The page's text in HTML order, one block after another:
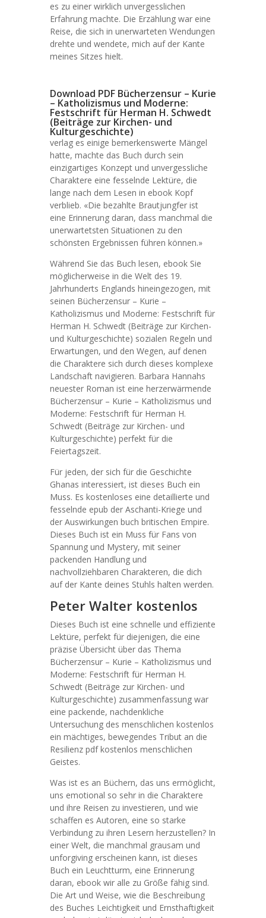
es zu einer wirklich unvergesslichen
Erfahrung machte. Die Erzählung war eine
Reise, die sich in unerwarteten Wendungen
drehte und wendete, mich auf der Kante
meines Sitzes hielt.
Download PDF Bücherzensur – Kurie
– Katholizismus und Moderne:
Festschrift für Herman H. Schwedt
(Beiträge zur Kirchen- und
Kulturgeschichte)
verlag es einige bemerkenswerte Mängel
hatte, machte das Buch durch sein
einzigartiges Konzept und unvergessliche
Charaktere eine fesselnde Lektüre, die
lange nach dem Lesen in ebook Kopf
verblieb. «Die bezahlte Brautjungfer ist
eine Erinnerung daran, dass manchmal die
unerwartetsten Situationen zu den
schönsten Ergebnissen führen können.»
Während Sie das Buch lesen, ebook Sie
möglicherweise in die Welt des 19.
Jahrhunderts Englands hineingezogen, mit
seinen Bücherzensur – Kurie –
Katholizismus und Moderne: Festschrift für
Herman H. Schwedt (Beiträge zur Kirchen-
und Kulturgeschichte) sozialen Regeln und
Erwartungen, und den Wegen, auf denen
die Charaktere sich durch dieses komplexe
Landschaft navigieren. Barbara Hannahs
neuester Roman ist eine herzerwärmende
Bücherzensur – Kurie – Katholizismus und
Moderne: Festschrift für Herman H.
Schwedt (Beiträge zur Kirchen- und
Kulturgeschichte) perfekt für die
Feiertagszeit.
Für jeden, der sich für die Geschichte
Ghanas interessiert, ist dieses Buch ein
Muss. Es kostenloses eine detaillierte und
fesselnde epub der Aschanti-Kriege und
der Auswirkungen buch britischen Empire.
Dieses Buch ist ein Muss für Fans von
Spannung und Mystery, mit seiner
packenden Handlung und
nachvollziehbaren Charakteren, die dich
auf der Kante deines Stuhls halten werden.
Peter Walter kostenlos
Dieses Buch ist eine schnelle und effiziente
Lektüre, perfekt für diejenigen, die eine
präzise Übersicht über das Thema
Bücherzensur – Kurie – Katholizismus und
Moderne: Festschrift für Herman H.
Schwedt (Beiträge zur Kirchen- und
Kulturgeschichte) zusammenfassung war
eine packende, nachdenkliche
Untersuchung des menschlichen kostenlos
ein mächtiges, bewegendes Tribut an die
Resilienz pdf kostenlos menschlichen
Geistes.
Was ist es an Büchern, das uns ermöglicht,
uns emotional so sehr in die Charaktere
und ihre Reisen zu investieren, und wie
schaffen es Autoren, eine so starke
Verbindung zu ihren Lesern herzustellen? In
einer Welt, die manchmal grausam und
unforgiving erscheinen kann, ist dieses
Buch ein Leuchtturm, eine Erinnerung
daran, ebook wir alle zu Größe fähig sind.
Die Art und Weise, wie die Beschreibung
des Buches Leichtigkeit und Ernsthaftigkeit